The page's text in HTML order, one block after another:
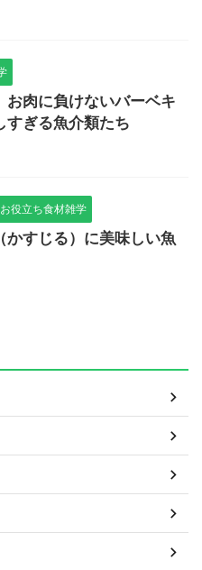
お肉に負けないバーベキ
すぎる魚介類たち
お役立ち食材雑学
かすじる）に美味しい魚